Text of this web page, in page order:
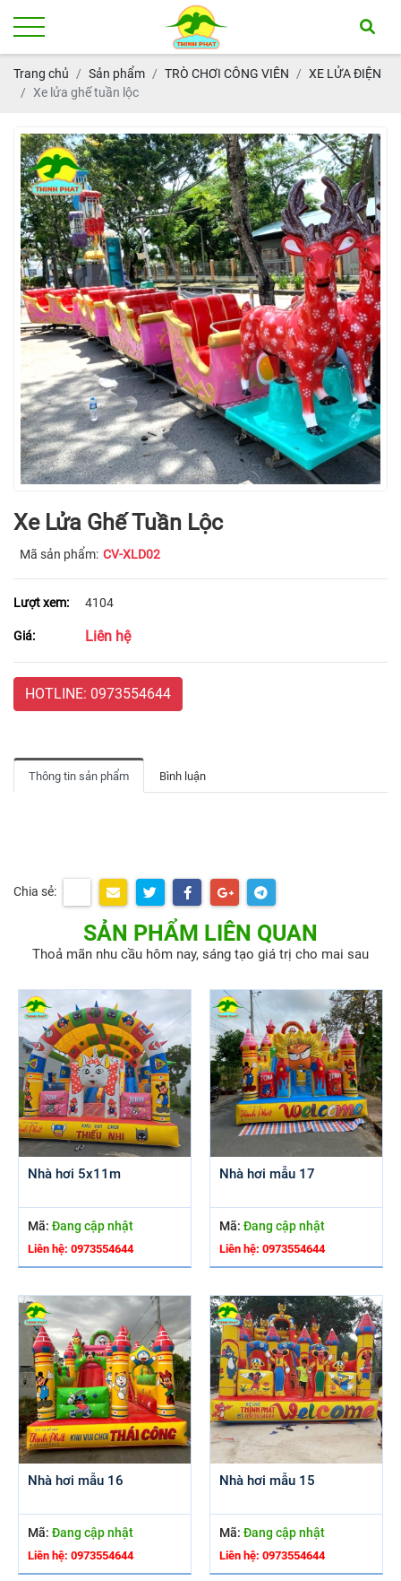
Trang chủ Sản phẩm TRÒ CHƠI CÔNG VIÊN
XE LỬA ĐIỆN
Xe lửa ghế tuần lộc
Xe Lửa Ghế Tuần Lộc
Mã sản phẩm: CV-XLD02
Lượt xem: 4104
Giá: Liên hệ
HOTLINE: 0973554644
Thông tin sản phẩm Bình luận
Chia sẻ:
SẢN PHẨM LIÊN QUAN
Thoả mãn nhu cầu hôm nay, sáng tạo giá trị cho mai sau
Nhà hơi 5x11m
Mã: Đang cập nhật
Liên hệ: 0973554644
Nhà hơi mẫu 17
Mã: Đang cập nhật
Liên hệ: 0973554644
Nhà hơi mẫu 16
Mã: Đang cập nhật
Liên hệ: 0973554644
Nhà hơi mẫu 15
Mã: Đang cập nhật
Liên hệ: 0973554644